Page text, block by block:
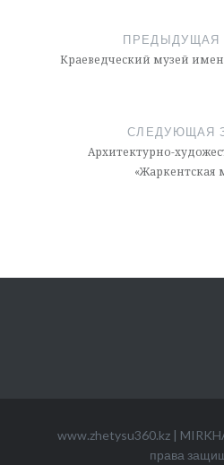
записям
ПРЕДЫДУЩАЯ
Краеведческий музей
СЛЕДУЮЩАЯ
Архитектурно-
«Жаркентская
www.zhetysu360.kz |
права